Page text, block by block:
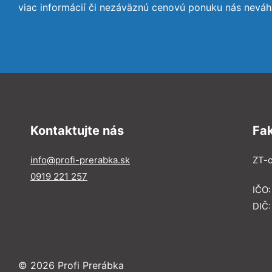
viac informácií či nezáväznú cenovú ponuku nás
Kontaktujte nás
info@profi-prerabka.sk
0919 221 257
ZT-
© 2026 Profi Prerábka